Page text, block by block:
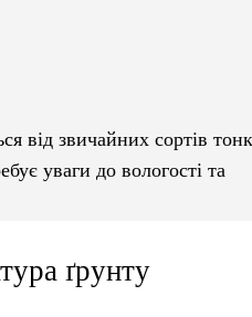
від звичайних сортів
уваги до вологості та
ґрунту